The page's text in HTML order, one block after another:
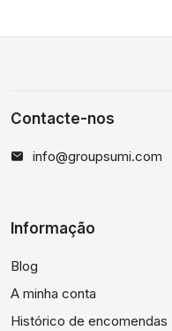
Contacte-nos
info@groupsumi.com
Informação
Blog
A minha conta
Histórico de encomendas